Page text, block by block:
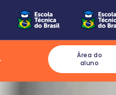
Àrea do
aluno